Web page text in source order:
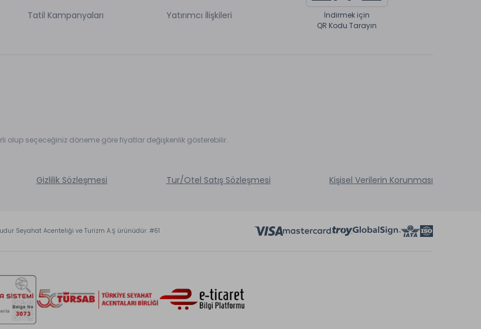
Tatil Kampanyaları
Yatırımcı İlişkileri
İndirmek için
QR Kodu Tarayın
seçeceğiniz döneme göre fiyatlar değişkenlik gösterebilir.
Gizlilik Sözleşmesi Tur/Otel Satış Sözleşmesi Kişisel Verilerin Korunması
Seyahat Acenteliği ve Turizm A.Ş ürünüdür. #61